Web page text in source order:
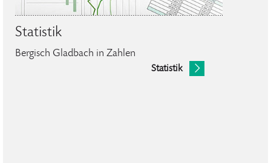
Statistik
Bergisch Gladbach in Zahlen
Statistik